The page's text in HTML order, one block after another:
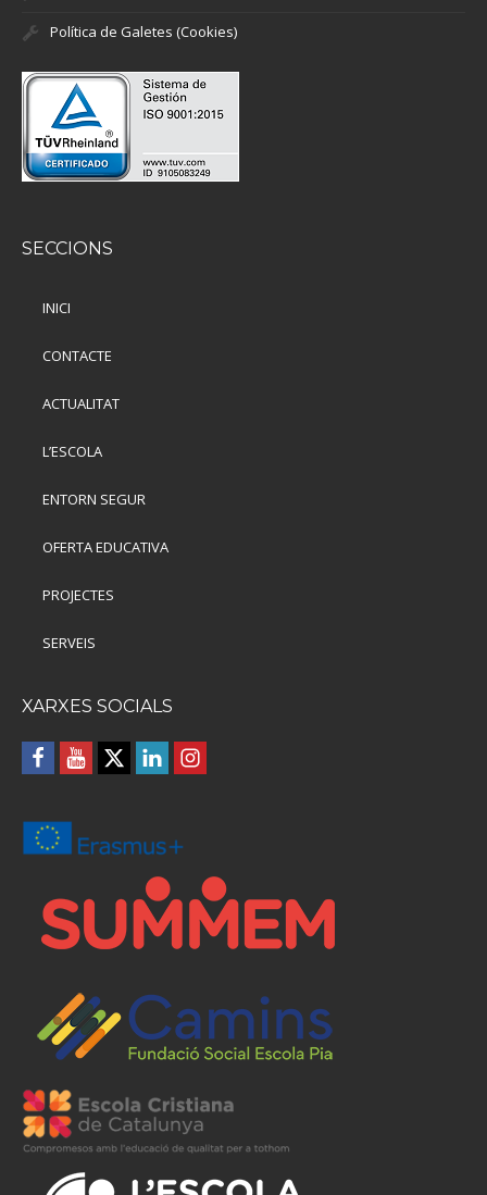
Política de Galetes (Cookies)
SECCIONS
INICI
CONTACTE
ACTUALITAT
L’ESCOLA
ENTORN SEGUR
OFERTA EDUCATIVA
PROJECTES
SERVEIS
XARXES SOCIALS